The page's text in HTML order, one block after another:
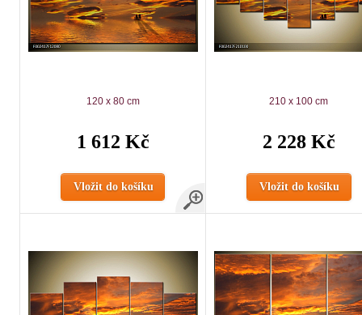
120 x 80 cm
1 612 Kč
Vložit do košíku
210 x 100 cm
2 228 Kč
Vložit do košíku